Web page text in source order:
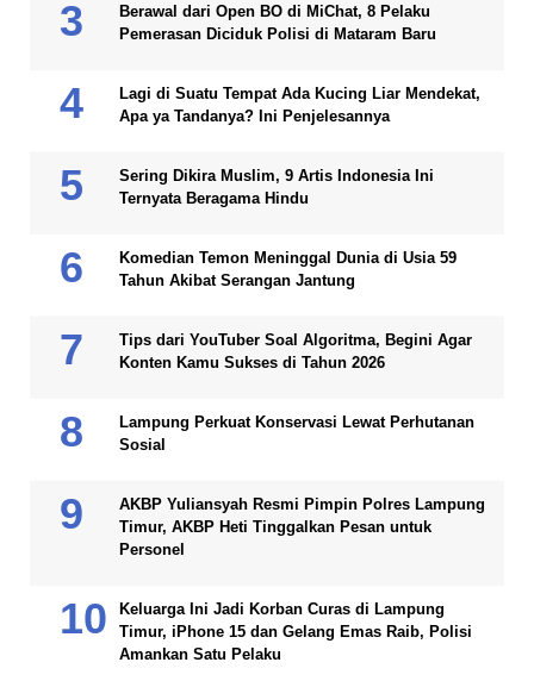
Berawal dari Open BO di MiChat, 8 Pelaku
Pemerasan Diciduk Polisi di Mataram Baru
Lagi di Suatu Tempat Ada Kucing Liar Mendekat,
Apa ya Tandanya? Ini Penjelesannya
Sering Dikira Muslim, 9 Artis Indonesia Ini
Ternyata Beragama Hindu
Komedian Temon Meninggal Dunia di Usia 59
Tahun Akibat Serangan Jantung
Tips dari YouTuber Soal Algoritma, Begini Agar
Konten Kamu Sukses di Tahun 2026
Lampung Perkuat Konservasi Lewat Perhutanan
Sosial
AKBP Yuliansyah Resmi Pimpin Polres Lampung
Timur, AKBP Heti Tinggalkan Pesan untuk
Personel
Keluarga Ini Jadi Korban Curas di Lampung
Timur, iPhone 15 dan Gelang Emas Raib, Polisi
Amankan Satu Pelaku